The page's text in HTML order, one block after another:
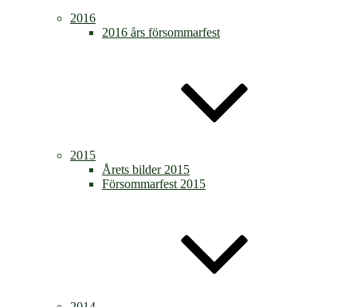
2016
2016 års försommarfest
2015
Årets bilder 2015
Försommarfest 2015